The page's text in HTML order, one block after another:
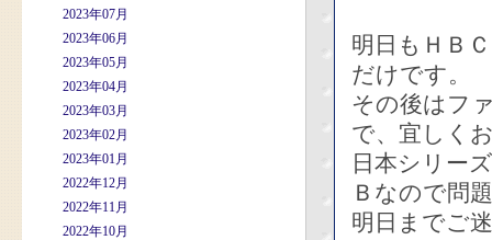
2023年07月
2023年06月
2023年05月
2023年04月
2023年03月
2023年02月
2023年01月
2022年12月
2022年11月
2022年10月
明日もＨＢ
だけです。
その後はフ
で、宜しく
日本シリー
Ｂなので問
明日までご